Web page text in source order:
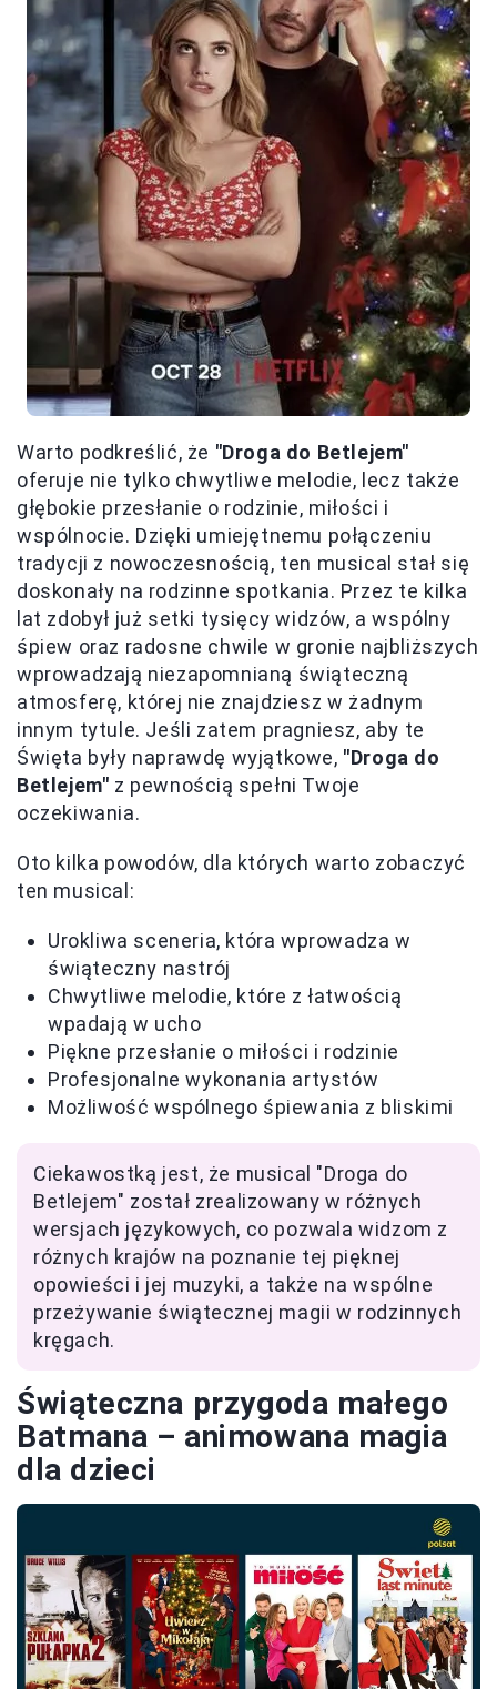
Warto podkreślić, że "Droga do Betlejem"
oferuje nie tylko chwytliwe melodie, lecz także
głębokie przesłanie o rodzinie, miłości i
wspólnocie. Dzięki umiejętnemu połączeniu
tradycji z nowoczesnością, ten musical stał się
doskonały na rodzinne spotkania. Przez te kilka
lat zdobył już setki tysięcy widzów, a wspólny
śpiew oraz radosne chwile w gronie najbliższych
wprowadzają niezapomnianą świąteczną
atmosferę, której nie znajdziesz w żadnym
innym tytule. Jeśli zatem pragniesz, aby te
Święta były naprawdę wyjątkowe, "Droga do
Betlejem" z pewnością spełni Twoje
oczekiwania.
Oto kilka powodów, dla których warto zobaczyć
ten musical:
Urokliwa sceneria, która wprowadza w
świąteczny nastrój
Chwytliwe melodie, które z łatwością
wpadają w ucho
Piękne przesłanie o miłości i rodzinie
Profesjonalne wykonania artystów
Możliwość wspólnego śpiewania z bliskimi
Ciekawostką jest, że musical "Droga do
Betlejem" został zrealizowany w różnych
wersjach językowych, co pozwala widzom z
różnych krajów na poznanie tej pięknej
opowieści i jej muzyki, a także na wspólne
przeżywanie świątecznej magii w rodzinnych
kręgach.
Świąteczna przygoda małego
Batmana – animowana magia
dla dzieci